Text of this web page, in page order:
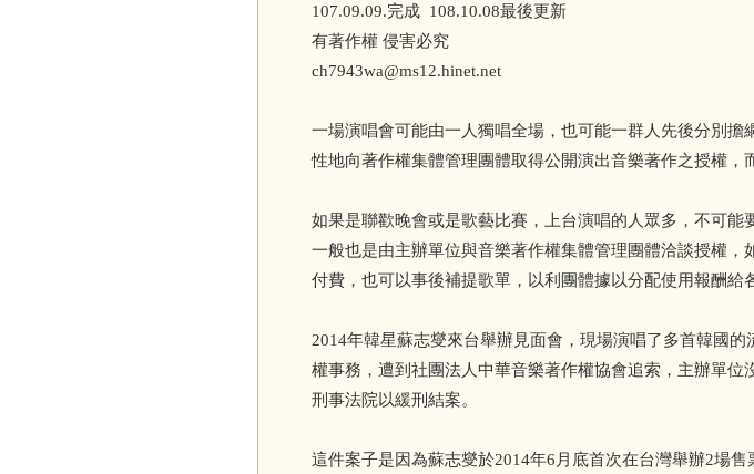
107.09.09.完成 108.10.08最後更新
有著作權 侵害必究
ch7943wa@ms12.hinet.net
一場演唱會可能由一人獨唱全場，也可能一群人先後分別
性地向著作權集體管理團體取得公開演出音樂著作之授權，
如果是聯歡晚會或是歌藝比賽，上台演唱的人眾多，不可能
一般也是由主辦單位與音樂著作權集體管理團體洽談授權
付費，也可以事後補提歌單，以利團體據以分配使用報酬給
2014年韓星蘇志燮來台舉辦見面會，現場演唱了多首韓國
權事務，遭到社團法人中華音樂著作權協會追索，主辦單
刑事法院以緩刑結案。
這件案子是因為蘇志燮於2014年6月底首次在台灣舉辦2場